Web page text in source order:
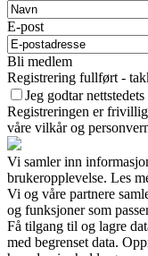
E-post
Bli medlem
Registrering fullført -
Jeg godtar
Registreringen er
våre vilkår og
Vi samler inn
brukeropplevelse. Les
Vi og våre partnere
og funksjoner som
Få tilgang til og lagre
med begrenset data.